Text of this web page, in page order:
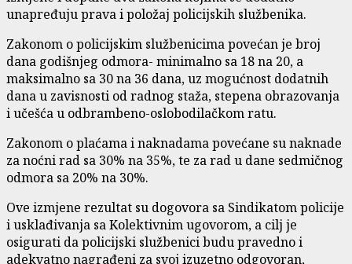
unapređuju prava i položaj policijskih službenika.
Zakonom o policijskim službenicima povećan je broj
dana godišnjeg odmora- minimalno sa 18 na 20, a
maksimalno sa 30 na 36 dana, uz mogućnost dodatnih
dana u zavisnosti od radnog staža, stepena obrazovanja
i učešća u odbrambeno-oslobodilačkom ratu.
Zakonom o plaćama i naknadama povećane su naknade
za noćni rad sa 30% na 35%, te za rad u dane sedmičnog
odmora sa 20% na 30%.
Ove izmjene rezultat su dogovora sa Sindikatom policije
i usklađivanja sa Kolektivnim ugovorom, a cilj je
osigurati da policijski službenici budu pravedno i
adekvatno nagrađeni za svoj izuzetno odgovoran,